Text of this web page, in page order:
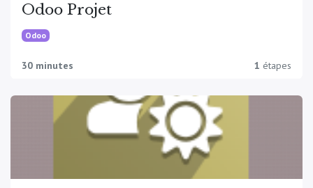
Odoo Projet
Odoo
30 minutes 1 étapes